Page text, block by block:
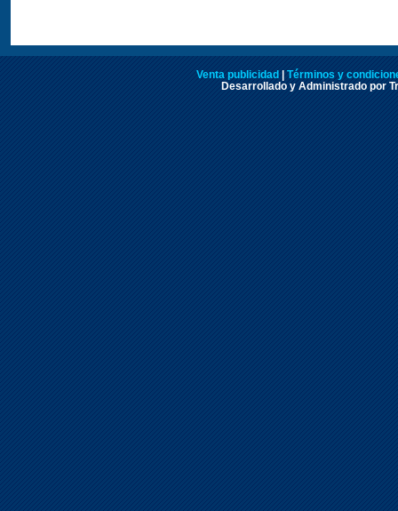
Venta publicidad | Términos y
Desarrollado y Administrado por